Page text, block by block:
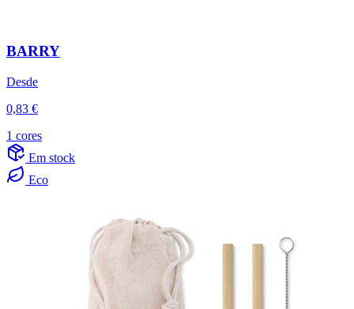
BARRY
Desde
0,83 €
1 cores
Em stock
Eco